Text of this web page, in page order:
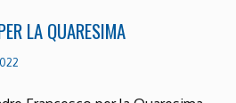
LA QUARESIMA